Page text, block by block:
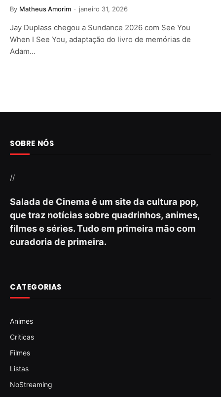
By Matheus Amorim janeiro 31, 2026
Jay Duplass chegou a Sundance 2026 com See You
When I See You, adaptação do livro de memórias de
Adam…
SOBRE NÓS
//
Salada de Cinema é um site da cultura pop,
que traz notícias sobre quadrinhos, animes,
filmes e séries. Tudo em primeira mão com
curadoria de primeira.
CATEGORIAS
Animes
Criticas
Filmes
Listas
NoStreaming